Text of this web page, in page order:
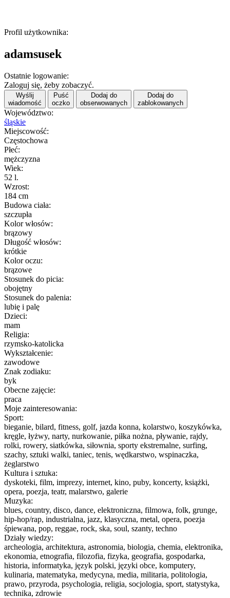
Profil użytkownika:
adamsusek
Ostatnie logowanie:
Zaloguj się, żeby zobaczyć.
Wyślij
wiadomość
Puść
oczko
Dodaj do
obserwowanych
Dodaj do
zablokowanych
Województwo:
śląskie
Miejscowość:
Częstochowa
Płeć:
mężczyzna
Wiek:
52 l.
Wzrost:
184 cm
Budowa ciała:
szczupła
Kolor włosów:
brązowy
Długość włosów:
krótkie
Kolor oczu:
brązowe
Stosunek do picia:
obojętny
Stosunek do palenia:
lubię i palę
Dzieci:
mam
Religia:
rzymsko-katolicka
Wykształcenie:
zawodowe
Znak zodiaku:
byk
Obecne zajęcie:
praca
Moje zainteresowania:
Sport:
bieganie, bilard, fitness, golf, jazda konna, kolarstwo, koszykówka,
kręgle, łyżwy, narty, nurkowanie, piłka nożna, pływanie, rajdy,
rolki, rowery, siatkówka, siłownia, sporty ekstremalne, surfing,
szachy, sztuki walki, taniec, tenis, wędkarstwo, wspinaczka,
żeglarstwo
Kultura i sztuka:
dyskoteki, film, imprezy, internet, kino, puby, koncerty, książki,
opera, poezja, teatr, malarstwo, galerie
Muzyka:
blues, country, disco, dance, elektroniczna, filmowa, folk, grunge,
hip-hop/rap, industrialna, jazz, klasyczna, metal, opera, poezja
śpiewana, pop, reggae, rock, ska, soul, szanty, techno
Działy wiedzy:
archeologia, architektura, astronomia, biologia, chemia, elektronika,
ekonomia, etnografia, filozofia, fizyka, geografia, gospodarka,
historia, informatyka, język polski, języki obce, komputery,
kulinaria, matematyka, medycyna, media, militaria, politologia,
prawo, przyroda, psychologia, religia, socjologia, sport, statystyka,
technika, zdrowie